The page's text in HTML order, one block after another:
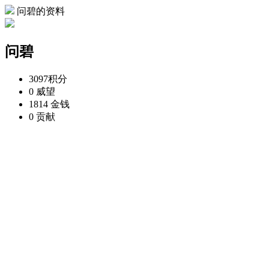
问碧的资料
问碧
3097积分
0 威望
1814 金钱
0 贡献